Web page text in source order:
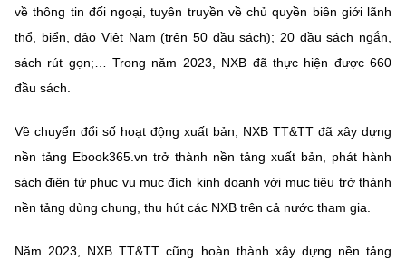
Cơ quan chủ quản: Bộ Khoa học và Công nghệ (MST)
Giám đốc Trung tâm Truyền thông Khoa học và Công nghệ.
Địa chỉ: Ban Biên tập Cổng TTĐT - 18 Nguyễn Du, TP. Hà Nội
Điện thoại: 024 3936 9506
Email:stc@mst.gov.vn
(Ghi rõ nguồn "https://mst.gov.vn" khi phát hành lại thông tin từ
về thông tin đối ngoại, tuyên truyền về chủ quyền biên giới lãnh
thổ, biển, đảo Việt Nam (trên 50 đầu sách); 20 đầu sách ngắn,
sách rút gọn;… Trong năm 2023, NXB đã thực hiện được 660
đầu sách.
Về chuyển đổi số hoạt động xuất bản, NXB TT&TT đã xây dựng
nền tảng Ebook365.vn trở thành nền tảng xuất bản, phát hành
sách điện tử phục vụ mục đích kinh doanh với mục tiêu trở thành
nền tảng dùng chung, thu hút các NXB trên cả nước tham gia.
Năm 2023, NXB TT&TT cũng hoàn thành xây dựng nền tảng